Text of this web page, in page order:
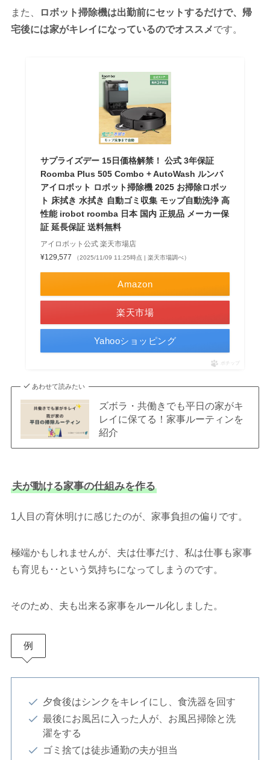
また、
ロボット掃除機は出勤前にセットするだけで、帰
宅後には家がキレイになっているのでオススメです。
サプライズデー 15日価格解禁！ 公式 3年保証
Roomba Plus 505 Combo + AutoWash ルンバ
アイロボット ロボット掃除機 2025 お掃除ロボッ
ト 床拭き 水拭き 自動ゴミ収集 モップ自動洗浄 高
性能 irobot roomba 日本 国内 正規品 メーカー保
証 延長保証 送料無料
アイロボット公式 楽天市場店
¥129,577
（2025/11/09 11:25時点 | 楽天市場調べ）
Amazon
楽天市場
Yahooショッピング
ポチップ
あわせて読みたい
ズボラ・共働きでも平日の家がキ
レイに保てる！家事ルーティンを
紹介
夫が動ける家事の仕組みを作る
1人目の育休明けに感じたのが、家事負担の偏りです。
極端かもしれませんが、夫は仕事だけ、私は仕事も家事
も育児も･･という気持ちになってしまうのです。
そのため、夫も出来る家事をルール化しました。
例
夕食後はシンクをキレイにし、食洗器を回す
最後にお風呂に入った人が、お風呂掃除と洗
濯をする
ゴミ捨ては徒歩通勤の夫が担当